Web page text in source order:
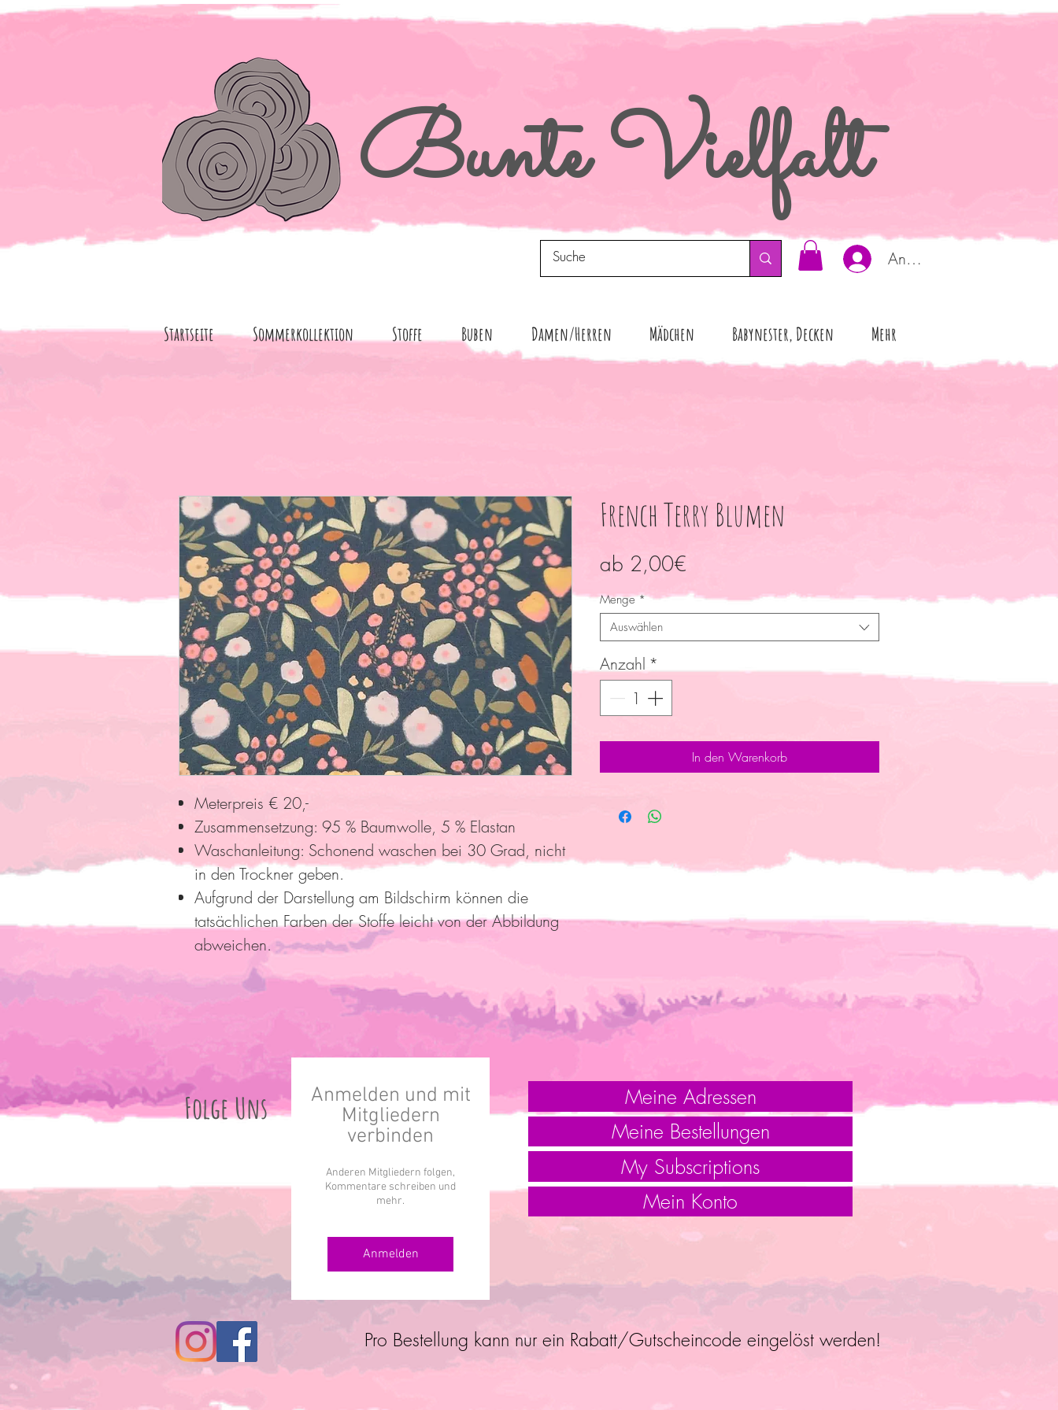
BunteVielfalt
Anmelden
Startseite Sommerkollektion Stoffe Buben Damen/Herren Mädchen Babynester, Decken Mehr
Meterpreis € 20,-
Zusammensetzung: 95 % Baumwolle, 5 % Elastan
Waschanleitung: Schonend waschen bei 30 Grad, nicht
in den Trockner geben.
Aufgrund der Darstellung am Bildschirm können die
tatsächlichen Farben der Stoffe leicht von der Abbildung
abweichen.
French Terry Blumen
ab 2,00€
Preis
Menge *
Auswählen
Anzahl *
In den Warenkorb
Folge Uns
Anmelden und mit
Mitgliedern
verbinden
Anderen Mitgliedern folgen,
Kommentare schreiben und
mehr.
Anmelden
Meine Adressen
Meine Bestellungen
My Subscriptions
Mein Konto
Pro Bestellung kann nur ein Rabatt/Gutscheincode eingelöst werden!